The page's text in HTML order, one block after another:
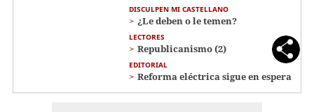
DISCULPEN MI CASTELLANO
¿Le deben o le temen?
LECTORES
Republicanismo (2)
EDITORIAL
Reforma eléctrica sigue en espera